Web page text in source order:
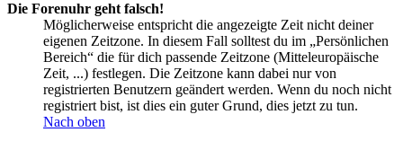
Die Forenuhr geht falsch!
Möglicherweise entspricht die angezeigte Zeit nicht deiner
eigenen Zeitzone. In diesem Fall solltest du im „Persönlichen
Bereich“ die für dich passende Zeitzone (Mitteleuropäische
Zeit, ...) festlegen. Die Zeitzone kann dabei nur von
registrierten Benutzern geändert werden. Wenn du noch nicht
registriert bist, ist dies ein guter Grund, dies jetzt zu tun.
Nach oben